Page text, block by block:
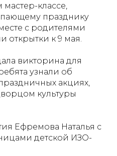
мастер-классе,
празднику
с родителями
открытки к 9 мая.
викторина для
узнали об
акциях,
культуры
Ефремова Наталья с
детской ИЗО-